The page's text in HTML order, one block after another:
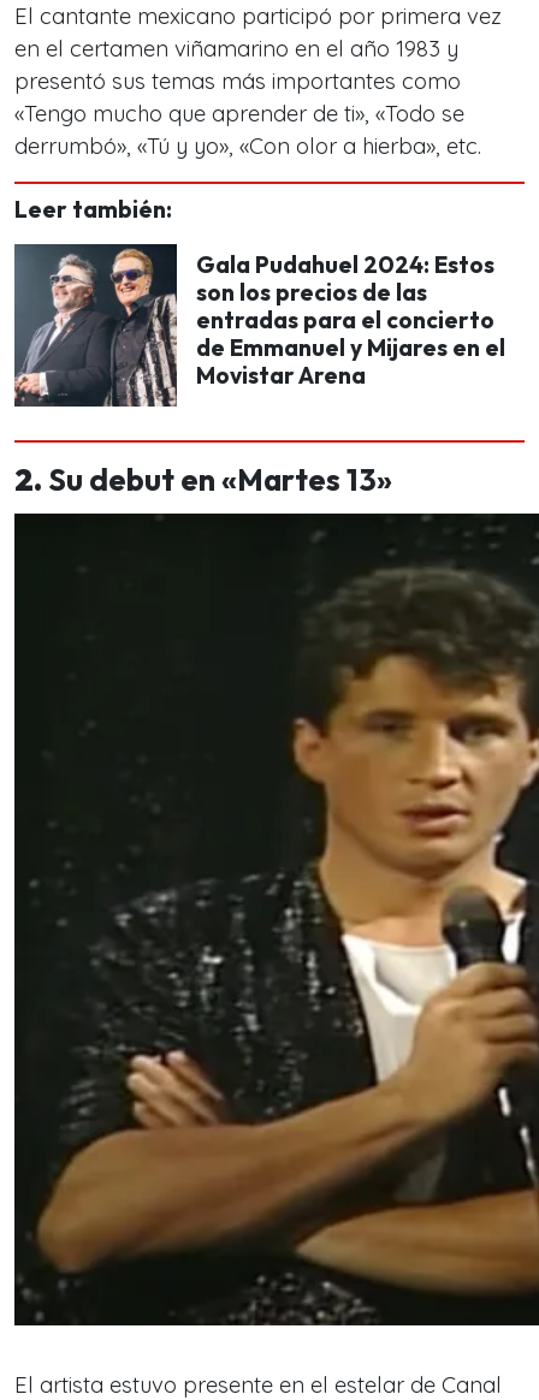
El cantante mexicano participó por primera vez
en el certamen viñamarino en el año 1983 y
presentó sus temas más importantes como
«Tengo mucho que aprender de ti», «Todo se
derrumbó», «Tú y yo», «Con olor a hierba», etc.
Leer también:
Gala Pudahuel 2024: Estos
son los precios de las
entradas para el concierto
de Emmanuel y Mijares en el
Movistar Arena
2. Su debut en «Martes 13»
El artista estuvo presente en el estelar de Canal